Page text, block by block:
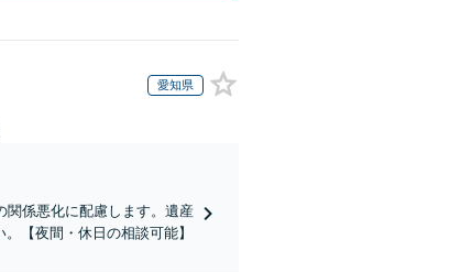
愛知県
関係悪化に配慮します。遺産
【夜間・休日の相談可能】